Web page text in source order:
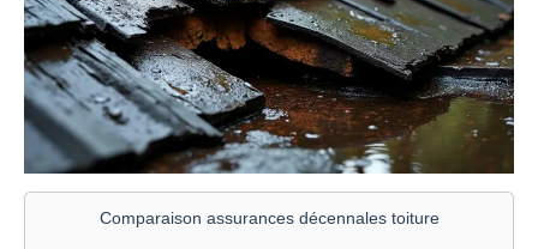
Comparaison assurances décennales toiture